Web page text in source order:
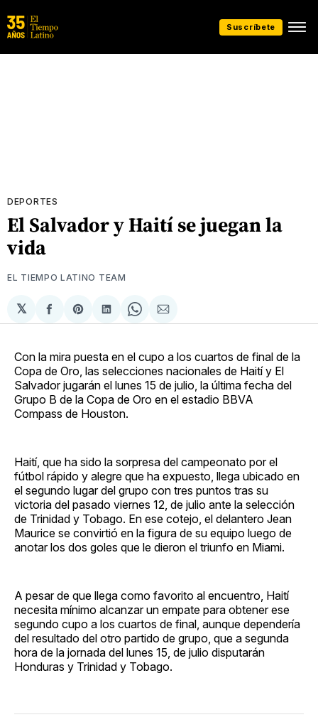
Suscríbete
DEPORTES
El Salvador y Haití se juegan la
vida
EL TIEMPO LATINO TEAM
𝕏
Compartir
en
Share
on
Compartir
en
Share
on
Compartir
via
Con la mira puesta en el cupo a los cuartos de final de la
Copa de Oro, las selecciones nacionales de Haití y El
Salvador jugarán el lunes 15 de julio, la última fecha del
Grupo B de la Copa de Oro en el estadio BBVA
Compass de Houston.
Haití, que ha sido la sorpresa del campeonato por el
fútbol rápido y alegre que ha expuesto, llega ubicado en
el segundo lugar del grupo con tres puntos tras su
victoria del pasado viernes 12, de julio ante la selección
de Trinidad y Tobago. En ese cotejo, el delantero Jean
Maurice se convirtió en la figura de su equipo luego de
anotar los dos goles que le dieron el triunfo en Miami.
A pesar de que llega como favorito al encuentro, Haití
necesita mínimo alcanzar un empate para obtener ese
segundo cupo a los cuartos de final, aunque dependería
del resultado del otro partido de grupo, que a segunda
hora de la jornada del lunes 15, de julio disputarán
Honduras y Trinidad y Tobago.